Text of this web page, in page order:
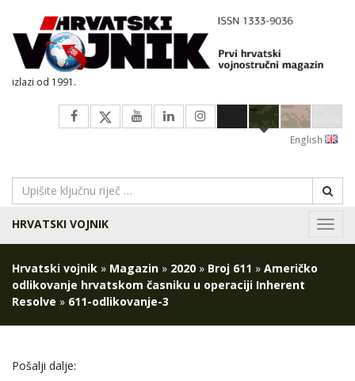
izlazi od 1991.
English
HRVATSKI VOJNIK
Hrvatski vojnik » Magazin » 2020 » Broj 611 » Američko
odlikovanje hrvatskom časniku u operaciji Inherent
Resolve » 611-odlikovanje-3
Pošalji dalje: